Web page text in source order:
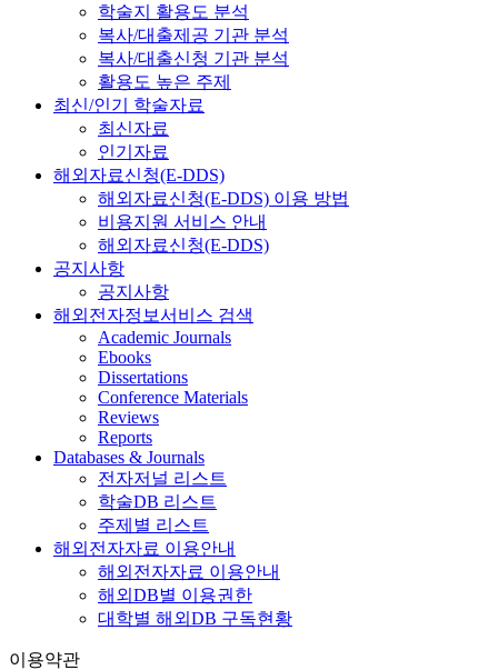
학술지 활용도 분석
복사/대출제공 기관 분석
복사/대출신청 기관 분석
활용도 높은 주제
최신/인기 학술자료
최신자료
인기자료
해외자료신청(E-DDS)
해외자료신청(E-DDS) 이용 방법
비용지원 서비스 안내
해외자료신청(E-DDS)
공지사항
공지사항
해외전자정보서비스 검색
Academic Journals
Ebooks
Dissertations
Conference Materials
Reviews
Reports
Databases & Journals
전자저널 리스트
학술DB 리스트
주제별 리스트
해외전자자료 이용안내
해외전자자료 이용안내
해외DB별 이용권한
대학별 해외DB 구독현황
이용약관